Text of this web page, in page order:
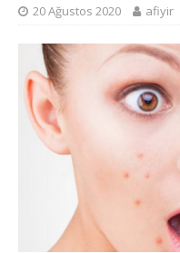
20 Ağustos 2020 afiyir